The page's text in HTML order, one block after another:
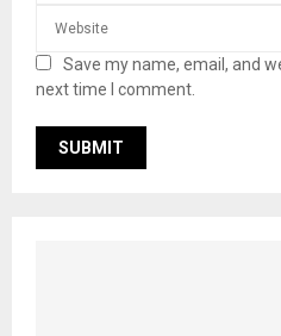
Save my name, email, and
next time I comment.